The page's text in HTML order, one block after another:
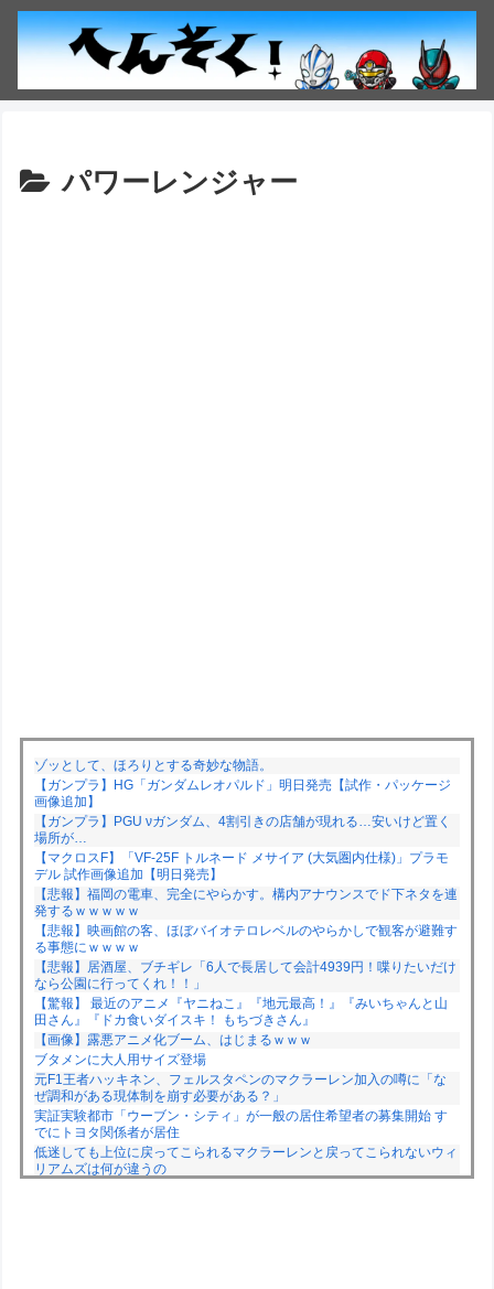
パワーレンジャー
ゾッとして、ほろりとする奇妙な物語。
【ガンプラ】HG「ガンダムレオパルド」明日発売【試作・パッケージ
画像追加】
【ガンプラ】PGU νガンダム、4割引きの店舗が現れる…安いけど置く
場所が…
【マクロスF】「VF-25F トルネード メサイア (大気圏内仕様)」プラモ
デル 試作画像追加【明日発売】
【悲報】福岡の電車、完全にやらかす。構内アナウンスでド下ネタを連
発するｗｗｗｗｗ
【悲報】映画館の客、ほぼバイオテロレベルのやらかしで観客が避難す
る事態にｗｗｗｗ
【悲報】居酒屋、ブチギレ「6人で長居して会計4939円！喋りたいだけ
なら公園に行ってくれ！！」
【驚報】 最近のアニメ『ヤニねこ』『地元最高！』『みいちゃんと山
田さん』『ドカ食いダイスキ！ もちづきさん』
【画像】露悪アニメ化ブーム、はじまるｗｗｗ
ブタメンに大人用サイズ登場
元F1王者ハッキネン、フェルスタペンのマクラーレン加入の噂に「な
ぜ調和がある現体制を崩す必要がある？」
実証実験都市「ウーブン・シティ」が一般の居住希望者の募集開始 す
でにトヨタ関係者が居住
低迷しても上位に戻ってこられるマクラーレンと戻ってこられないウィ
リアムズは何が違うの